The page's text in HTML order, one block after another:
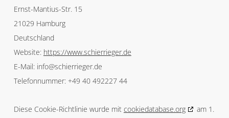
Ernst-Mantius-Str. 15
21029 Hamburg
Deutschland
Website: https://www.schierrieger.de
E-Mail: info@schierrieger.de
Telefonnummer: +49 40 492227 44
Diese Cookie-Richtlinie wurde mit cookiedatabase.org
am 1.